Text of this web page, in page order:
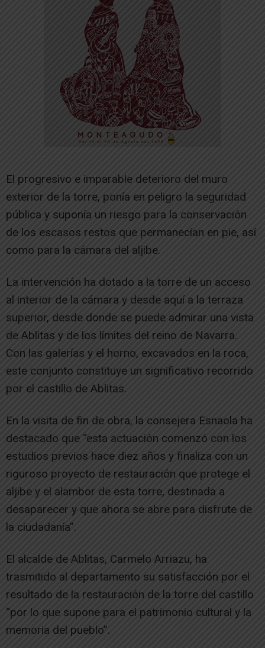
El progresivo e imparable deterioro del muro
exterior de la torre, ponía en peligro la seguridad
pública y suponía un riesgo para la conservación
de los escasos restos que permanecían en pie, así
como para la cámara del aljibe.
La intervención ha dotado a la torre de un acceso
al interior de la cámara y desde aquí a la terraza
superior, desde donde se puede admirar una vista
de Ablitas y de los límites del reino de Navarra.
Con las galerías y el horno, excavados en la roca,
este conjunto constituye un significativo recorrido
por el castillo de Ablitas.
En la visita de fin de obra, la consejera Esnaola ha
destacado que “esta actuación comenzó con los
estudios previos hace diez años y finaliza con un
riguroso proyecto de restauración que protege el
aljibe y el alambor de esta torre, destinada a
desaparecer y que ahora se abre para disfrute de
la ciudadanía”.
El alcalde de Ablitas, Carmelo Arriazu, ha
trasmitido al departamento su satisfacción por el
resultado de la restauración de la torre del castillo
“por lo que supone para el patrimonio cultural y la
memoria del pueblo”.